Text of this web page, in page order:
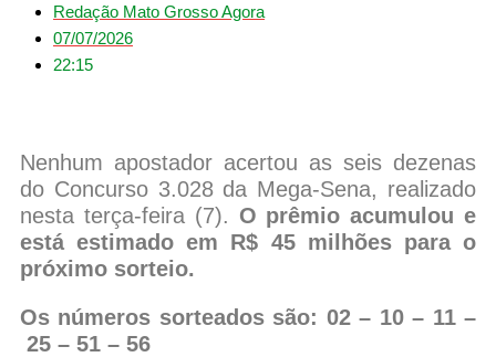
Redação Mato Grosso Agora
07/07/2026
22:15
Nenhum apostador acertou as seis dezenas
do Concurso 3.028 da Mega-Sena, realizado
nesta terça-feira (7). O prêmio acumulou e
está estimado em R$ 45 milhões para o
próximo sorteio.
Os números sorteados são: 02 – 10 – 11 –
25 – 51 – 56